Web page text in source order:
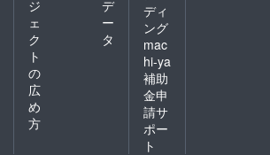
ジ
ェ
ク
ト
の
広
め
方
デ
ー
タ
ディ
ング
mac
hi-ya
補助
金申
請サ
ポー
ト